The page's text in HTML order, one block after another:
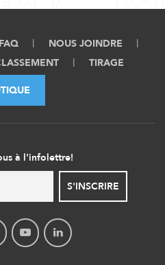
FAQ
NOUS JOINDRE
TIRAGE
à l'infolettre!
S'INSCRIRE